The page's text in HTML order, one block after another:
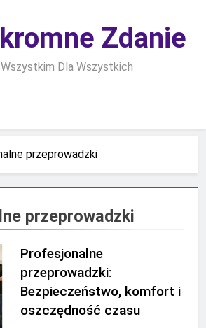
Zdanie
Dla Wszystkich
przeprowadzki
przeprowadzki
Profesjonalne
przeprowadzki:
Bezpieczeństwo, komfort i
oszczędność czasu